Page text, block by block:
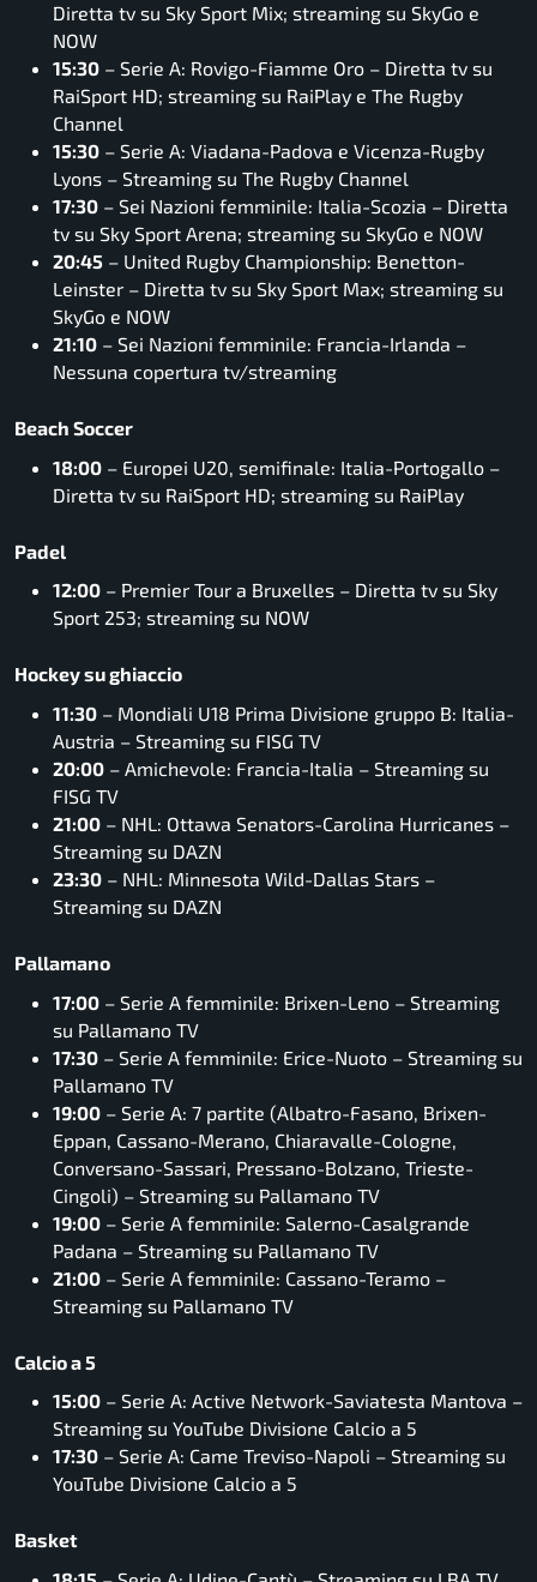
Diretta tv su Sky Sport Mix; streaming su SkyGo e
NOW
15:30 – Serie A: Rovigo-Fiamme Oro – Diretta tv su
RaiSport HD; streaming su RaiPlay e The Rugby
Channel
15:30 – Serie A: Viadana-Padova e Vicenza-Rugby
Lyons – Streaming su The Rugby Channel
17:30 – Sei Nazioni femminile: Italia-Scozia – Diretta
tv su Sky Sport Arena; streaming su SkyGo e NOW
20:45 – United Rugby Championship: Benetton-
Leinster – Diretta tv su Sky Sport Max; streaming su
SkyGo e NOW
21:10 – Sei Nazioni femminile: Francia-Irlanda –
Nessuna copertura tv/streaming
Beach Soccer
18:00 – Europei U20, semifinale: Italia-Portogallo –
Diretta tv su RaiSport HD; streaming su RaiPlay
Padel
12:00 – Premier Tour a Bruxelles – Diretta tv su Sky
Sport 253; streaming su NOW
Hockey su ghiaccio
11:30 – Mondiali U18 Prima Divisione gruppo B: Italia-
Austria – Streaming su FISG TV
20:00 – Amichevole: Francia-Italia – Streaming su
FISG TV
21:00 – NHL: Ottawa Senators-Carolina Hurricanes –
Streaming su DAZN
23:30 – NHL: Minnesota Wild-Dallas Stars –
Streaming su DAZN
Pallamano
17:00 – Serie A femminile: Brixen-Leno – Streaming
su Pallamano TV
17:30 – Serie A femminile: Erice-Nuoto – Streaming su
Pallamano TV
19:00 – Serie A: 7 partite (Albatro-Fasano, Brixen-
Eppan, Cassano-Merano, Chiaravalle-Cologne,
Conversano-Sassari, Pressano-Bolzano, Trieste-
Cingoli) – Streaming su Pallamano TV
19:00 – Serie A femminile: Salerno-Casalgrande
Padana – Streaming su Pallamano TV
21:00 – Serie A femminile: Cassano-Teramo –
Streaming su Pallamano TV
Calcio a 5
15:00 – Serie A: Active Network-Saviatesta Mantova –
Streaming su YouTube Divisione Calcio a 5
17:30 – Serie A: Came Treviso-Napoli – Streaming su
YouTube Divisione Calcio a 5
Basket